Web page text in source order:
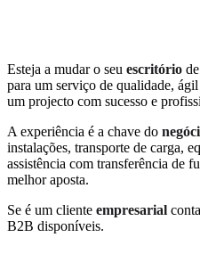
Esteja a mudar o seu escritório
para um serviço de qualidade,
um projecto com sucesso e
A experiência é a chave do
instalações, transporte de carga,
assistência com transferência de
melhor aposta.
Se é um cliente empresarial
B2B disponíveis.